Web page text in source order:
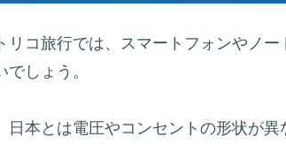
リコ旅行では、スマートフォンやノ
でしょう。
日本とは電圧やコンセントの形状が